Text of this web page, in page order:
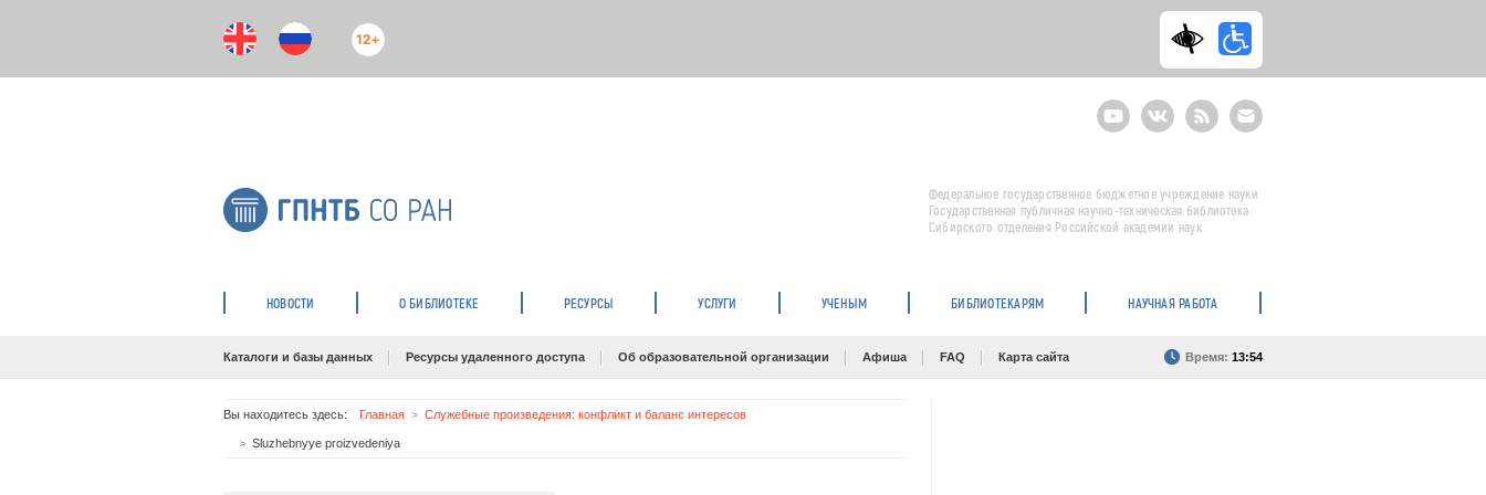
12+
YoutubeВКонтактеRSS
E-
mail
подписка
Федеральное государственное бюджетное учреждение науки
Государственная публичная научно-техническая библиотека
Сибирского отделения Российской академии наук
НОВОСТИ О БИБЛИОТЕКЕ РЕСУРСЫ УСЛУГИ УЧЕНЫМ БИБЛИОТЕКАРЯМ НАУЧНАЯ РАБОТА
Каталоги и базы данных Ресурсы удаленного доступа Об образовательной организации Афиша FAQ Карта сайта Время: 13:54
Вы находитесь здесь: Главная Служебные произведения: конфликт и баланс интересов
Sluzhebnyye proizvedeniya